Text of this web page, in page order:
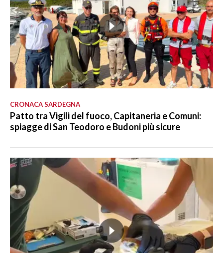
CRONACA SARDEGNA
Patto tra Vigili del fuoco, Capitaneria e Comuni:
spiagge di San Teodoro e Budoni più sicure